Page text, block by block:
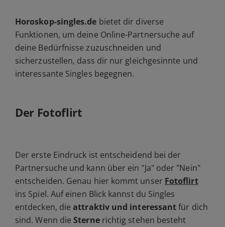
Horoskop-singles.de bietet dir diverse
Funktionen, um deine Online-Partnersuche auf
deine Bedürfnisse zuzuschneiden und
sicherzustellen, dass dir nur gleichgesinnte und
interessante Singles begegnen.
Der Fotoflirt
Der erste Eindruck ist entscheidend bei der
Partnersuche und kann über ein "Ja" oder "Nein"
entscheiden. Genau hier kommt unser Fotoflirt
ins Spiel. Auf einen Blick kannst du Singles
entdecken, die attraktiv und interessantfür dich
sind. Wenn dieSternerichtig stehen besteht